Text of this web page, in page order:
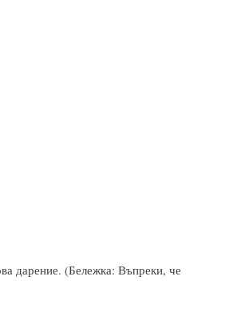
дарение. (Бележка: Въпреки, че